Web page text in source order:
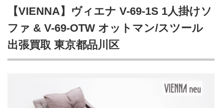
【VIENNA】ヴィエナ V-69-1S 1人掛けソ
ファ & V-69-OTW オットマン/スツール
出張買取 東京都品川区